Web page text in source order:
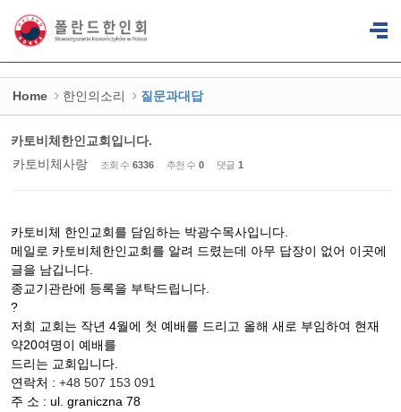
Home 한인의소리 질문과대답
카토비체한인교회입니다.
카토비체사랑
조회 수 6336 추천 수 0 댓글 1
카토비체 한인교회를 담임하는 박광수목사입니다.
메일로 카토비체한인교회를 알려 드렸는데 아무 답장이 없어 이곳에
글을 남깁니다.
종교기관란에 등록을 부탁드립니다.
?
저희 교회는 작년 4월에 첫 예배를 드리고 올해 새로 부임하여 현재
약20여명이 예배를
드리는 교회입니다.
연락처 : +48 507 153 091
주 소 : ul. graniczna 78